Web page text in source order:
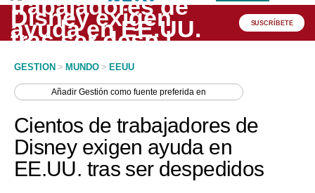
Peru Quiosco
Economía
Mercados
SUSCRÍBETE
GESTION > MUNDO > EEUU
AñadirGestión como fuente preferida en
Cientos de trabajadores de
Disney exigen ayuda en
EE.UU. tras ser despedidos